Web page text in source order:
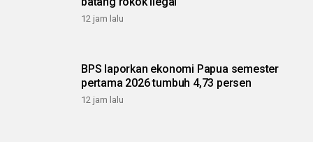
12 jam lalu
BPS laporkan ekonomi Papua semester
pertama 2026 tumbuh 4,73 persen
12 jam lalu